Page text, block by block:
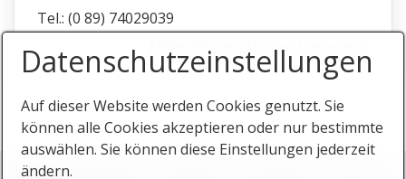
Tel.: (0 89) 74029039
Mehr Informationen
Startseite
Datenschutz­einstellungen
Auf dieser Website werden Cookies genutzt. Sie
können alle Cookies akzeptieren oder nur bestimmte
auswählen. Sie können diese Einstellungen jederzeit
ändern.